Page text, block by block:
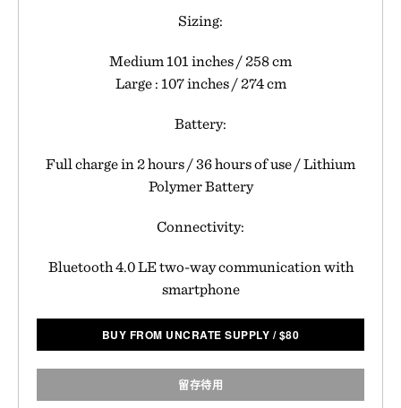
Sizing:
Medium 101 inches / 258 cm
Large : 107 inches / 274 cm
Battery:
Full charge in 2 hours / 36 hours of use / Lithium
Polymer Battery
Connectivity:
Bluetooth 4.0 LE two-way communication with
smartphone
BUY FROM UNCRATE SUPPLY /$80
留存待用